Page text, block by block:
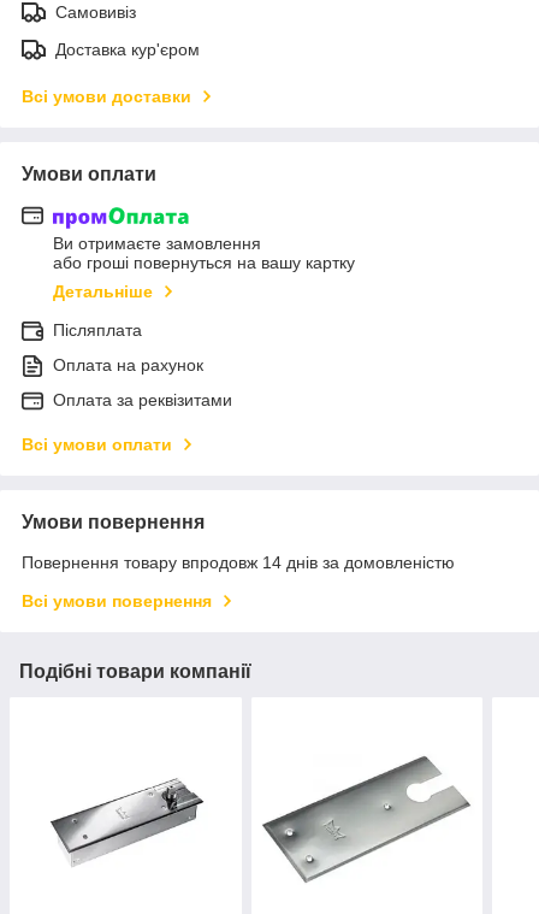
Самовивіз
Доставка кур'єром
Всі умови доставки
Умови оплати
Ви отримаєте замовлення
або гроші повернуться на вашу картку
Детальніше
Післяплата
Оплата на рахунок
Оплата за реквізитами
Всі умови оплати
Умови повернення
Повернення товару впродовж 14 днів за домовленістю
Всі умови повернення
Подібні товари компанії